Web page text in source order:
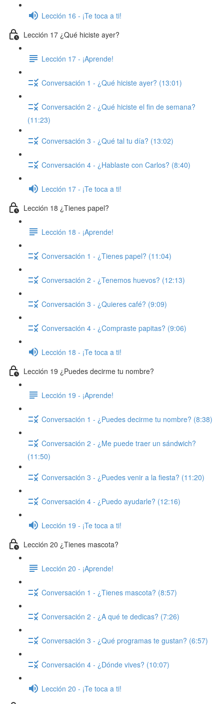
Lección 16 - ¡Te toca a ti!
Lección 17 ¿Qué hiciste ayer?
Lección 17 - ¡Aprende!
Conversación 1 - ¿Qué hiciste ayer? (13:01)
Conversación 2 - ¿Qué hiciste el fin de semana?
(11:23)
Conversación 3 - ¿Qué tal tu día? (13:02)
Conversación 4 - ¿Hablaste con Carlos? (8:40)
Lección 17 - ¡Te toca a ti!
Lección 18 ¿Tienes papel?
Lección 18 - ¡Aprende!
Conversación 1 - ¿Tienes papel? (11:04)
Conversación 2 - ¿Tenemos huevos? (12:13)
Conversación 3 - ¿Quieres café? (9:09)
Conversación 4 - ¿Compraste papitas? (9:06)
Lección 18 - ¡Te toca a ti!
Lección 19 ¿Puedes decirme tu nombre?
Lección 19 - ¡Aprende!
Conversación 1 - ¿Puedes decirme tu nombre? (8:38)
Conversación 2 - ¿Me puede traer un sándwich?
(11:50)
Conversación 3 - ¿Puedes venir a la fiesta? (11:20)
Conversación 4 - ¿Puedo ayudarle? (12:16)
Lección 19 - ¡Te toca a ti!
Lección 20 ¿Tienes mascota?
Lección 20 - ¡Aprende!
Conversación 1 - ¿Tienes mascota? (8:57)
Conversación 2 - ¿A qué te dedicas? (7:26)
Conversación 3 - ¿Qué programas te gustan? (6:57)
Conversación 4 - ¿Dónde vives? (10:07)
Lección 20 - ¡Te toca a ti!